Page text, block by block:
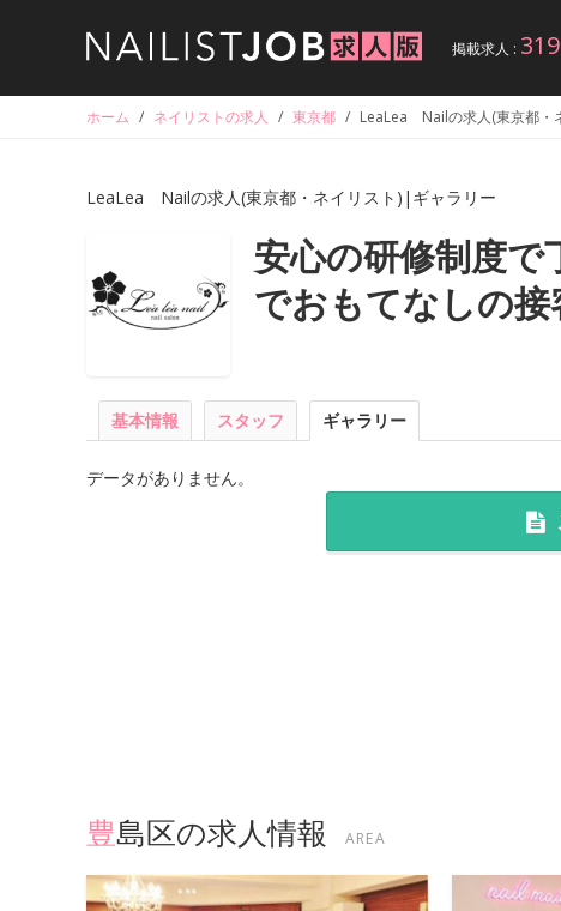
掲載求人 : 319
ホーム / ネイリストの求人 / 東京都 / LeaLea Nailの求人(東京都・
LeaLea Nailの求人(東京都・ネイリスト)|ギャラリー
安心の研修制度
でおもてなしの接
基本情報 スタッフ ギャラリー
データがありません。
豊島区の求人情報 AREA